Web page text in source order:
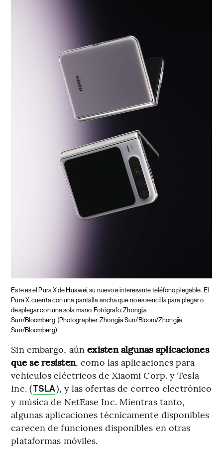
Este es el Pura X de Huawei, su nuevo e interesante teléfono plegable. El
Pura X, cuenta con una pantalla ancha que no es sencilla para plegar o
desplegar con una sola mano. Fotógrafo: Zhongjia
Sun/Bloomberg (Photographer: Zhongjia Sun/Bloom/Zhongjia
Sun/Bloomberg)
Sin embargo, aúnexisten algunas aplicaciones
que se resisten, como las aplicaciones para
vehículos eléctricos de Xiaomi Corp. y Tesla
Inc. (TSLA), y las ofertas de correo electrónico
y música de NetEase Inc. Mientras tanto,
algunas aplicaciones técnicamente disponibles
carecen de funciones disponibles en otras
plataformas móviles.